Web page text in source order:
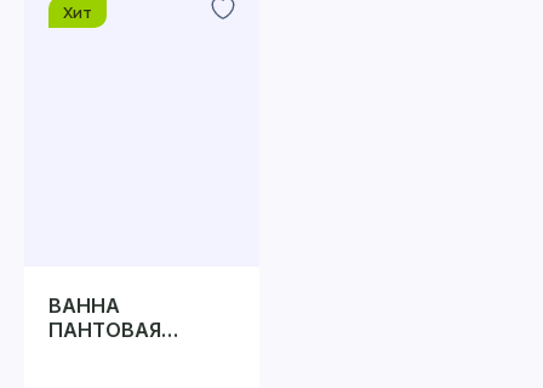
Хит
ВАННА
ПАНТОВАЯ